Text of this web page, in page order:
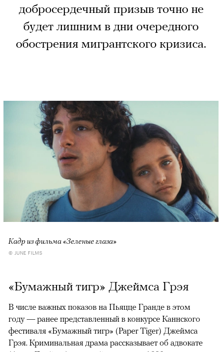
добросердечный призыв точно не
будет лишним в дни очередного
обострения мигрантского кризиса.
Кадр из фильма «Зеленые глаза»
© JUNE FILMS
«Бумажный тигр» Джеймса Грэя
В числе важных показов на Пьяцце Гранде в этом
году — ранее представленный в конкурсе Каннского
фестиваля «Бумажный тигр» (Paper Tiger) Джеймса
Грэя. Криминальная драма рассказывает об адвокате